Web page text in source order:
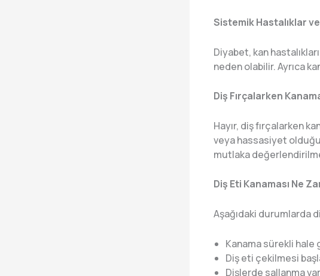
Sistemik Hastalıklar
Diyabet, kan
neden olabilir. Ayrıca
Diş Fırçalarken
Hayır, diş fırçalarken
veya hassasiyet
mutlaka
Diş Eti Kanaması Ne
Aşağıdaki durumlarda
Kanama sürekli hale
Diş eti çekilmesi
Dişlerde sallanma